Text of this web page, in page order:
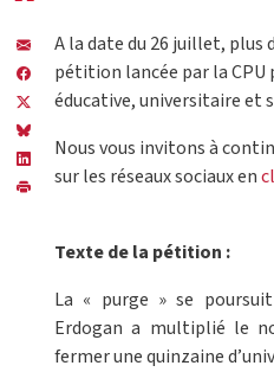
A la date du 26 juillet, plus
pétition lancée par la
éducative, universitaire et
Nous vous invitons à
sur les réseaux sociaux en
Texte de la pétition :
La « purge » se
Erdogan a multiplié le
fermer une quinzaine